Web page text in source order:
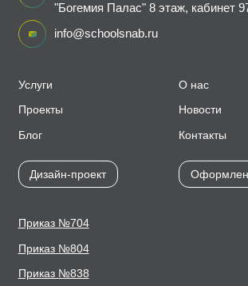
Услуги
Проекты
Блог
Дизайн-проект
О нас
Новости
Контакты
Приказ №704
Приказ №804
Приказ №838
"Богемия Палас" 8 этаж, кабинет
info@schoolsnab.ru